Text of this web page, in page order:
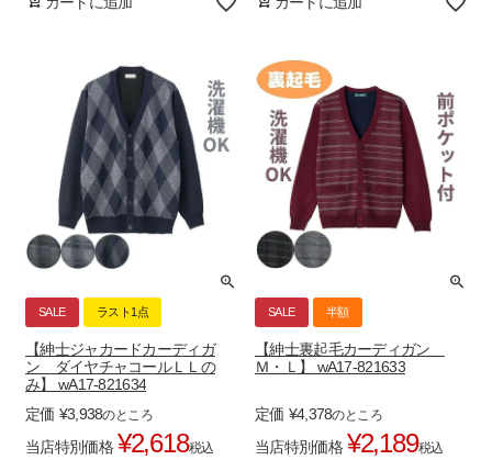
SALE ラスト1点
【紳士ジャカードカーディガ
ン ダイヤチャコールＬＬの
み】 wA17-821634
定価 ¥3,938のところ
当店特別価格 ¥2,618税込
SALE 半額
【紳士裏起毛カーディガン
Ｍ・Ｌ】 wA17-821633
定価 ¥4,378のところ
当店特別価格 ¥2,189税込